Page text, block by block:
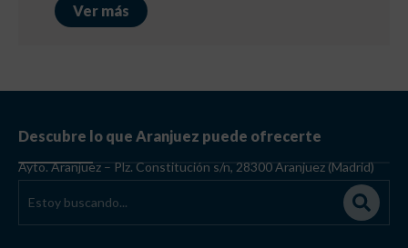
Ver más
Descubre lo que Aranjuez puede ofrecerte
Ayto. Aranjuez – Plz. Constitución s/n, 28300 Aranjuez (Madrid)